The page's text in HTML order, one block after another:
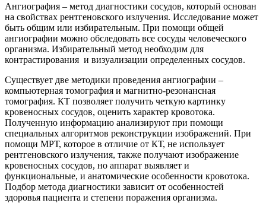
Ангиография – метод диагностики сосудов, который основан
на свойствах рентгеновского излучения. Исследование может
быть общим или избирательным. При помощи общей
ангиографии можно обследовать все сосуды человеческого
организма. Избирательный метод необходим для
контрастирования и визуализации определенных сосудов.
Существует две методики проведения ангиографии –
компьютерная томография и магнитно-резонансная
томография. КТ позволяет получить четкую картинку
кровеносных сосудов, оценить характер кровотока.
Полученную информацию анализируют при помощи
специальных алгоритмов реконструкции изображений. При
помощи МРТ, которое в отличие от КТ, не использует
рентгеновского излучения, также получают изображение
кровеносных сосудов, но аппарат выявляет и
функциональные, и анатомические особенности кровотока.
Подбор метода диагностики зависит от особенностей
здоровья пациента и степени поражения организма.